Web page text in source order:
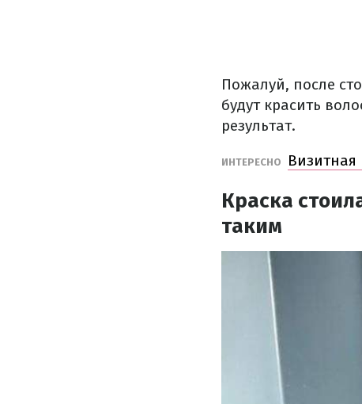
Пожалуй, после
будут красить
результат.
ИНТЕРЕСНО Визитная
Краска
таким